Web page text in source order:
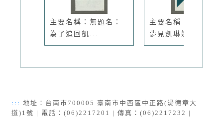
主要名稱：無題名：
為了追回凱...
主要名稱：無題名：
夢見凱琳娜...
::: 地址：台南市700005 臺南市中西區中正路(湯德章大
道)1號 | 電話：(06)2217201 | 傳真：(06)2217232 |